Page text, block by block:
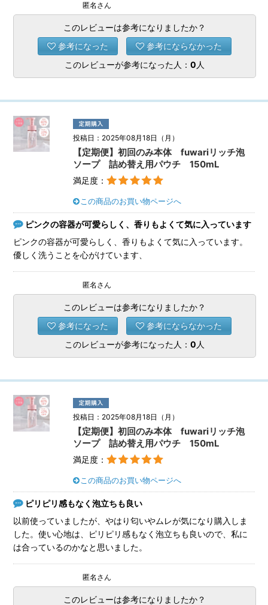
匿名さん
このレビューは参考になりましたか？
参考になった
参考にならなかった
このレビューが参考になった人： 0 人
投稿日：2025年08月18日（月）
【定期便】初回のみ本体 fuwariリッチ泡
ソープ 詰め替え用パウチ 150mL
満足度：
この商品のお買い物ページへ
ピンクの容器が可愛らしく、香りもよくて気に入っています
ピンクの容器が可愛らしく、香りもよくて気に入っています。
優しく洗うことを心がけています、
匿名さん
このレビューは参考になりましたか？
参考になった
参考にならなかった
このレビューが参考になった人： 0 人
投稿日：2025年08月18日（月）
【定期便】初回のみ本体 fuwariリッチ泡
ソープ 詰め替え用パウチ 150mL
満足度：
この商品のお買い物ページへ
ピリピリ感もなく泡立ちも良い
以前使っていましたが、やはり匂いやムレが気になり購入しま
した。使い心地は、ピリピリ感もなく泡立ちも良いので、私に
は合っているのかなと思いました。
匿名さん
このレビューは参考になりましたか？